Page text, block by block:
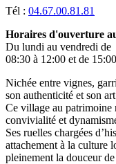
Tél : 04.67.00.81.81
Horaires d'ouverture
Du lundi au vendredi de
08:30 à 12:00 et de
Nichée entre vignes,
son authenticité et son
Ce village au patrimoine
convivialité et
Ses ruelles chargées
attachement à la culture
pleinement la douceur